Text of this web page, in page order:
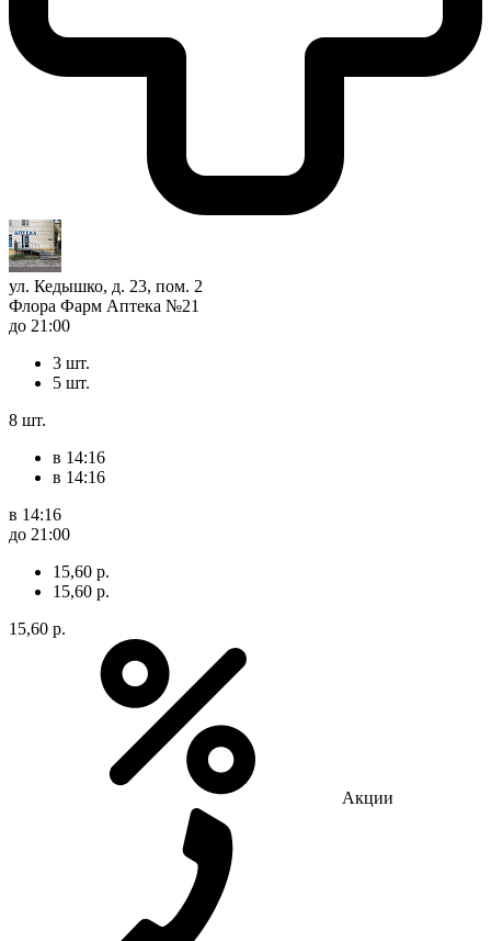
ул. Кедышко, д. 23, пом. 2
Флора Фарм Аптека №21
до 21:00
3 шт.
5 шт.
8 шт.
в 14:16
в 14:16
в 14:16
до 21:00
15,60 р.
15,60 р.
15,60 р.
Акции